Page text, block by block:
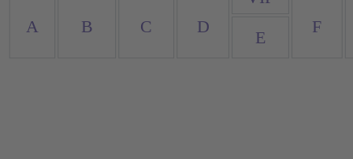
A B C D
E
F